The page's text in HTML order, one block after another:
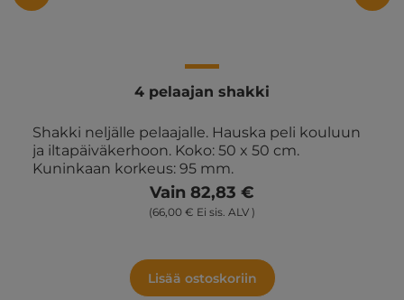
4 pelaajan shakki
Shakki neljälle pelaajalle. Hauska peli kouluun
ja iltapäiväkerhoon. Koko: 50 x 50 cm.
Kuninkaan korkeus: 95 mm.
Vain 82,83 €
(66,00 € Ei sis. ALV )
Lisää ostoskoriin